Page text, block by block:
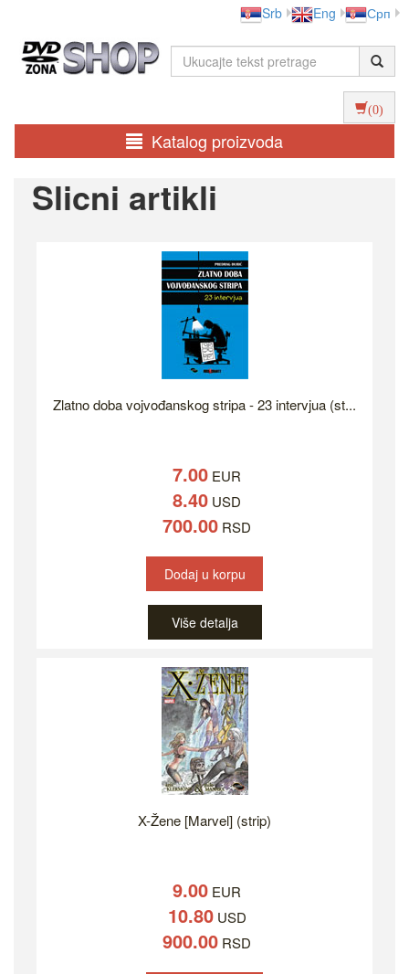
Srb Eng Срп
(0)
Katalog proizvoda
Slicni artikli
Zlatno doba vojvođanskog stripa - 23 intervjua (st...
7.00 EUR
8.40 USD
700.00 RSD
Dodaj u korpu
Više detalja
X-Žene [Marvel] (strip)
9.00 EUR
10.80USD
900.00 RSD